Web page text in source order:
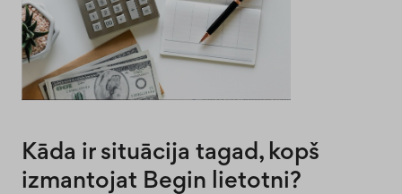
Kāda ir situācija tagad, kopš
izmantojat Begin lietotni?